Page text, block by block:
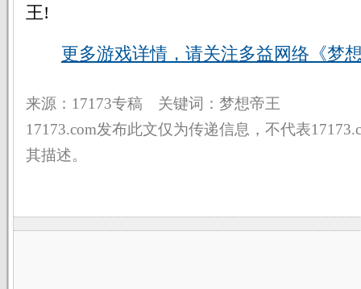
王!
更多游戏详情，请关注多益网络《梦
来源：17173专稿 关键词：梦想帝王
17173.com发布此文仅为传递信息，不代表
其描述。